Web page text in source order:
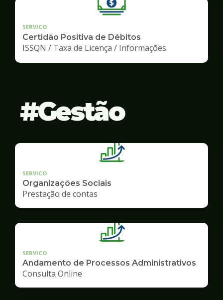
SERVICO
Certidão Positiva de Débitos
ISSQN / Taxa de Licença / Informações
Gestão
SERVICO
Organizações Sociais
Prestação de contas
SERVICO
Andamento de Processos Administrativos
Consulta Online